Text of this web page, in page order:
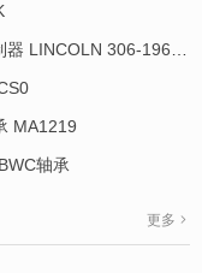
MA1219
轴承
更多